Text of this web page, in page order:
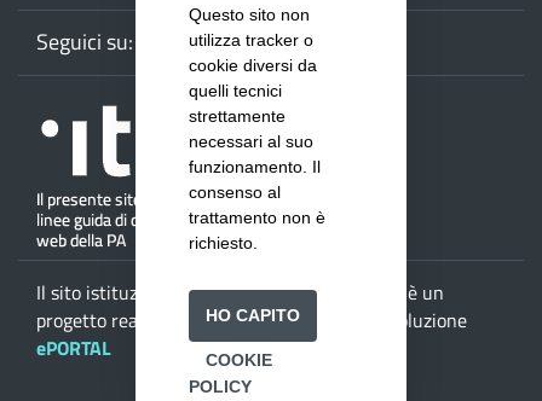
Seguici su: WebmailFacebook
Youtube
Il sito istituzionale dellaProvincia di Salerno
è un
progetto realizzato daISWEB S.p.A.
con la soluzione
ePORTAL
Questo sito non
utilizza tracker o
cookie diversi da
quelli tecnici
strettamente
necessari al suo
funzionamento. Il
consenso al
trattamento non è
richiesto.
HO CAPITO
COOKIE
POLICY